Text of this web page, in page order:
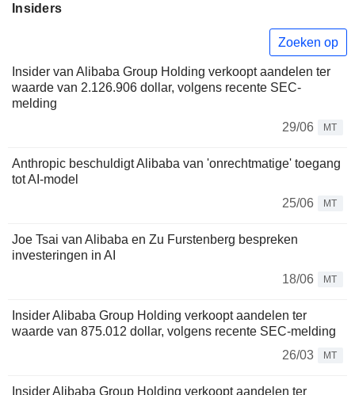
Insiders
Zoeken op
Insider van Alibaba Group Holding verkoopt aandelen ter
waarde van 2.126.906 dollar, volgens recente SEC-
melding
29/06
MT
Anthropic beschuldigt Alibaba van 'onrechtmatige' toegang
tot AI-model
25/06
MT
Joe Tsai van Alibaba en Zu Furstenberg bespreken
investeringen in AI
18/06
MT
Insider Alibaba Group Holding verkoopt aandelen ter
waarde van 875.012 dollar, volgens recente SEC-melding
26/03
MT
Insider Alibaba Group Holding verkoopt aandelen ter